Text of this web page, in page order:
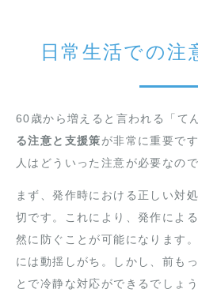
日常生活での注
60歳から増えると言われる「て
る注意と支援策が非常に重要で
人はどういった注意が必要なので
まず、発作時における正しい対
切です。これにより、発作によ
然に防ぐことが可能になります
には動揺しがち。しかし、前も
とで冷静な対応ができるでしょう